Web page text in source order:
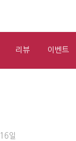
리뷰 이벤트
일